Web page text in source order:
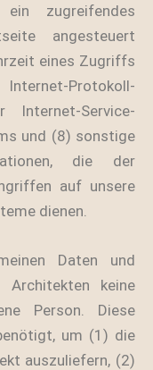
zugreifendes
angesteuert
eines Zugriffs
Protokoll-
Service-
und (8) sonstige
die der
auf unsere
dienen.
Daten und
keine
Person. Diese
um (1) die
auszuliefern, (2)